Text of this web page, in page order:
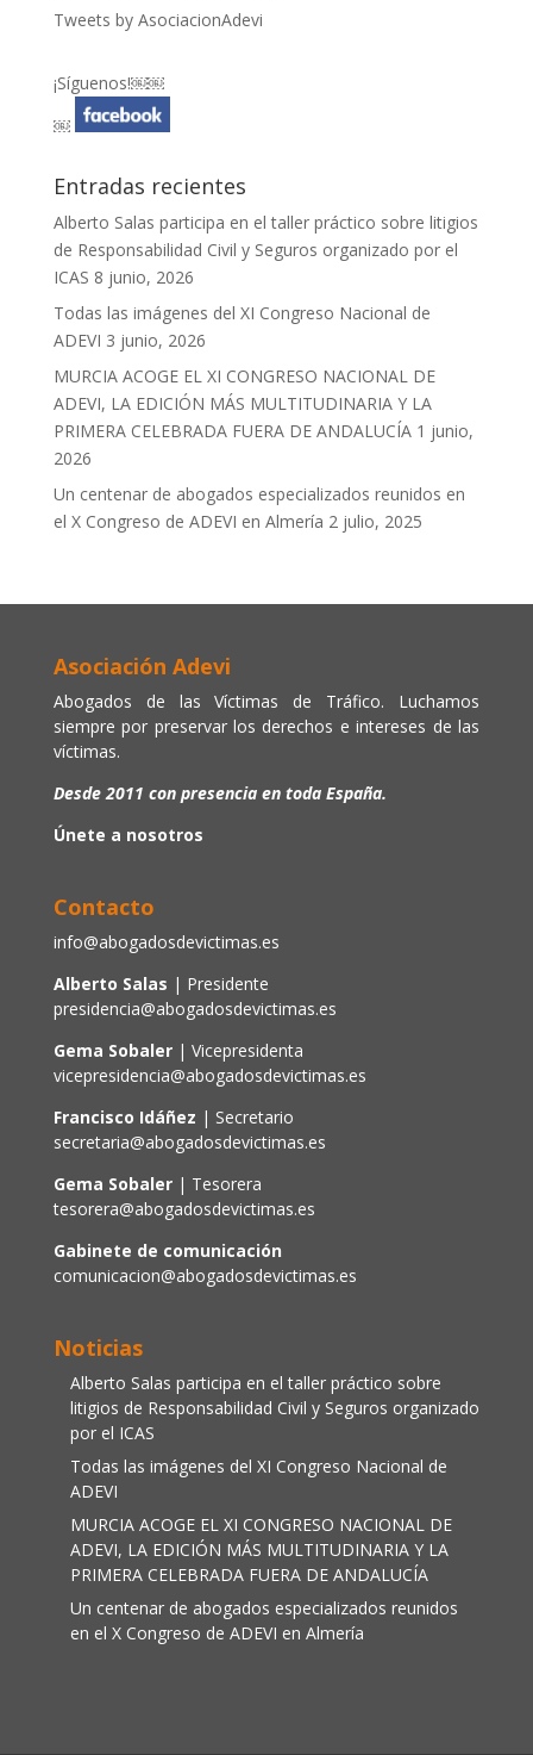
Tweets by AsociacionAdevi
¡Síguenos!￼￼
￼
Entradas recientes
Alberto Salas participa en el taller práctico sobre litigios
de Responsabilidad Civil y Seguros organizado por el
ICAS 8 junio, 2026
Todas las imágenes del XI Congreso Nacional de
ADEVI 3 junio, 2026
MURCIA ACOGE EL XI CONGRESO NACIONAL DE
ADEVI, LA EDICIÓN MÁS MULTITUDINARIA Y LA
PRIMERA CELEBRADA FUERA DE ANDALUCÍA 1 junio,
2026
Un centenar de abogados especializados reunidos en
el X Congreso de ADEVI en Almería 2 julio, 2025
Asociación Adevi
Abogados de las Víctimas de Tráfico. Luchamos
siempre por preservar los derechos e intereses de las
víctimas.
Desde 2011 con presencia en toda España.
Únete a nosotros
Contacto
info@abogadosdevictimas.es
Alberto Salas | Presidente
presidencia@abogadosdevictimas.es
Gema Sobaler | Vicepresidenta
vicepresidencia@abogadosdevictimas.es
Francisco Idáñez | Secretario
secretaria@abogadosdevictimas.es
Gema Sobaler| Tesorera
tesorera@abogadosdevictimas.es
Gabinete de comunicación
comunicacion@abogadosdevictimas.es
Noticias
Alberto Salas participa en el taller práctico sobre
litigios de Responsabilidad Civil y Seguros organizado
por el ICAS
Todas las imágenes del XI Congreso Nacional de
ADEVI
MURCIA ACOGE EL XI CONGRESO NACIONAL DE
ADEVI, LA EDICIÓN MÁS MULTITUDINARIA Y LA
PRIMERA CELEBRADA FUERA DE ANDALUCÍA
Un centenar de abogados especializados reunidos
en el X Congreso de ADEVI en Almería